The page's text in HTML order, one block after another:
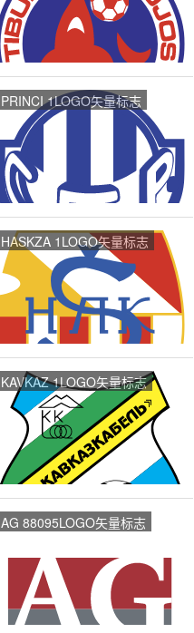
PRINCI 1LOGO矢量标志
HASKZA 1LOGO矢量标志
KAVKAZ 1LOGO矢量标志
AG 88095LOGO矢量标志